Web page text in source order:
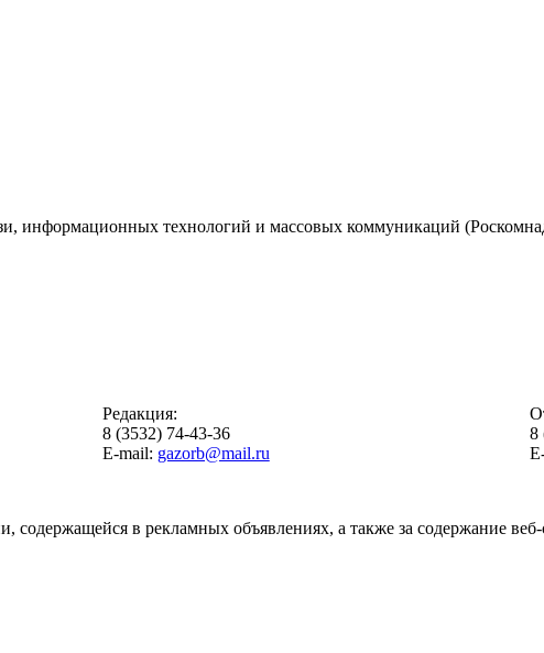
информационных технологий и массовых коммуникаций
Редакция:
8 (3532) 74-43-36
E-mail: gazorb@mail.ru
8
содержащейся в рекламных объявлениях, а также за содержание